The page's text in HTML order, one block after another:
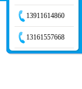
13911614860
13161557668